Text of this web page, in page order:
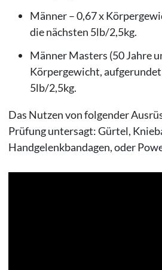
Männer – 0,67 x
die nächsten 5lb/2,5kg.
Männer Masters (50 Jahre
Körpergewicht,
5lb/2,5kg.
Das Nutzen von folgender
Prüfung untersagt: Gürtel,
Handgelenkbandagen, oder